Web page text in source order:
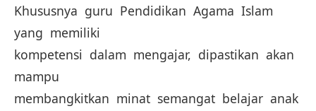
Khususnya guru Pendidikan Agama Islam
yang memiliki
kompetensi dalam mengajar, dipastikan akan
mampu
membangkitkan minat semangat belajar anak